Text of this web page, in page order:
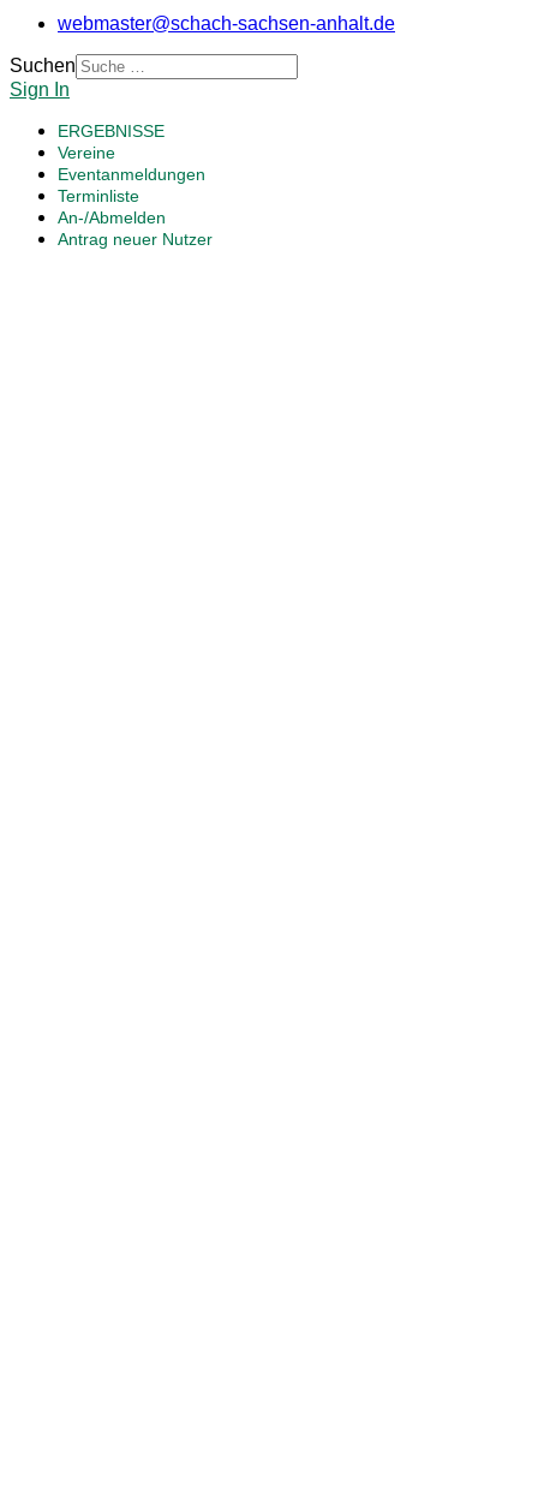
webmaster@schach-sachsen-anhalt.de
Suchen
Sign In
ERGEBNISSE
Vereine
Eventanmeldungen
Terminliste
An-/Abmelden
Antrag neuer Nutzer